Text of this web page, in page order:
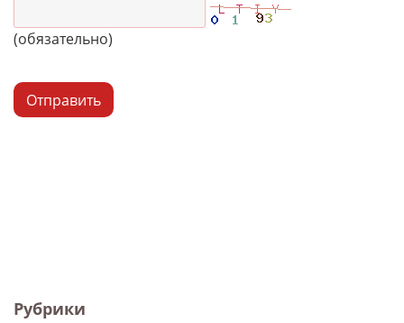
Рубрики
(обязательно)
Отправить